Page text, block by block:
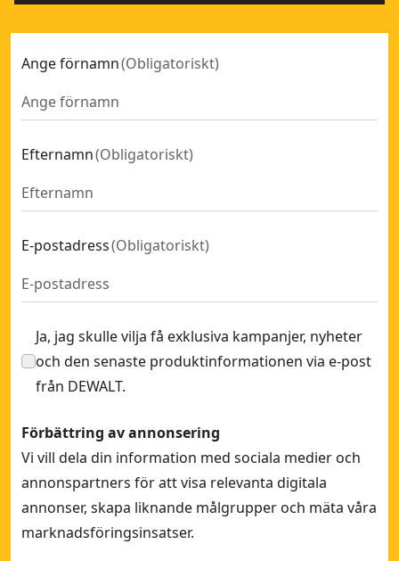
Ange förnamn(Obligatoriskt)
Efternamn(Obligatoriskt)
E-postadress(Obligatoriskt)
Ja, jag skulle vilja få exklusiva kampanjer, nyheter
och den senaste produktinformationen via e-post
från DEWALT.
Förbättring av annonsering
Vi vill dela din information med sociala medier och
annonspartners för att visa relevanta digitala
annonser, skapa liknande målgrupper och mäta våra
marknadsföringsinsatser.